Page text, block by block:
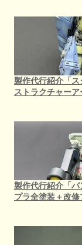
製作代行紹介「
ストラクチャー
製作代行紹介「
プラ全塗装＋改